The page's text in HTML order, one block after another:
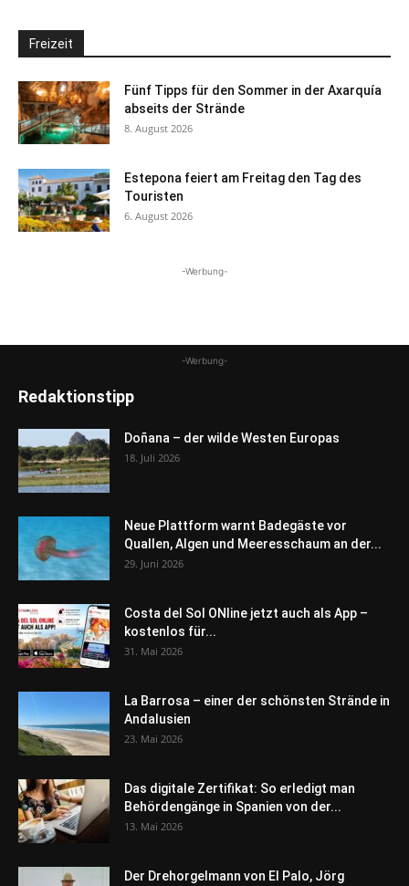
Freizeit
Fünf Tipps für den Sommer in der Axarquía
abseits der Strände
8. August 2026
Estepona feiert am Freitag den Tag des
Touristen
6. August 2026
-Werbung-
-Werbung-
Redaktionstipp
Doñana – der wilde Westen Europas
18. Juli 2026
Neue Plattform warnt Badegäste vor
Quallen, Algen und Meeresschaum an der...
29. Juni 2026
Costa del Sol ONline jetzt auch als App –
kostenlos für...
31. Mai 2026
La Barrosa – einer der schönsten Strände in
Andalusien
23. Mai 2026
Das digitale Zertifikat: So erledigt man
Behördengänge in Spanien von der...
13. Mai 2026
Der Drehorgelmann von El Palo, Jörg